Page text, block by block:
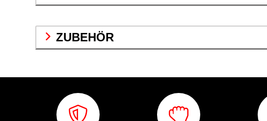
ZUBEHÖR